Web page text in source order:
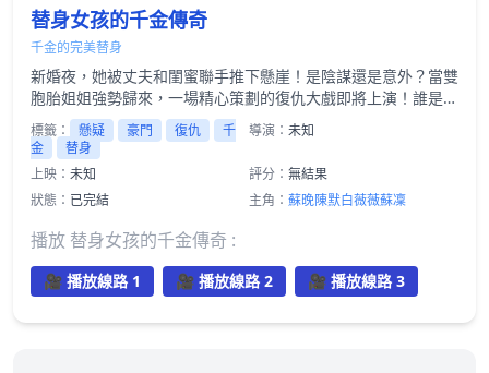
替身女孩的千金傳奇
千金的完美替身
新婚夜，她被丈夫和閨蜜聯手推下懸崖！是陰謀還是意外？當雙
胞胎姐姐強勢歸來，一場精心策劃的復仇大戲即將上演！誰是幕
後黑手？真相能否水落石出？
標籤： 懸疑 豪門 復仇
千
金
替身
導演： 未知
上映： 未知 評分： 無結果
狀態： 已完結 主角： 蘇晚陳默白薇薇蘇凜
播放 替身女孩的千金傳奇 :
🎥 播放線路 1 🎥 播放線路 2 🎥 播放線路 3